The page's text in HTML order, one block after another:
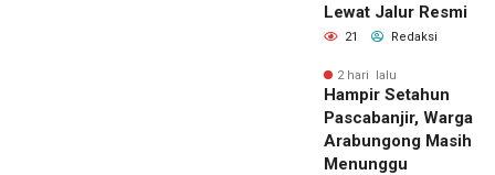
Lewat Jalur Resmi
21 Redaksi
2 hari lalu
Hampir Setahun
Pascabanjir, Warga
Arabungong Masih
Menunggu